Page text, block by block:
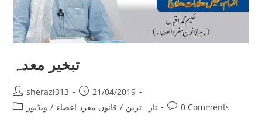
تبخیر معدہ
Post
author:
sherazi313
Post
published:
21/04/2019
Post
تازہ ترین / قانون مفرد اعضاء / ویڈیوز
Post0 Comments